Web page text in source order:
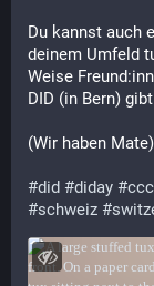
Du kannst auch
deinem Umfeld
Weise
DID (in Bern)
(Wir haben Mate)
#did #diday #
#schweiz #